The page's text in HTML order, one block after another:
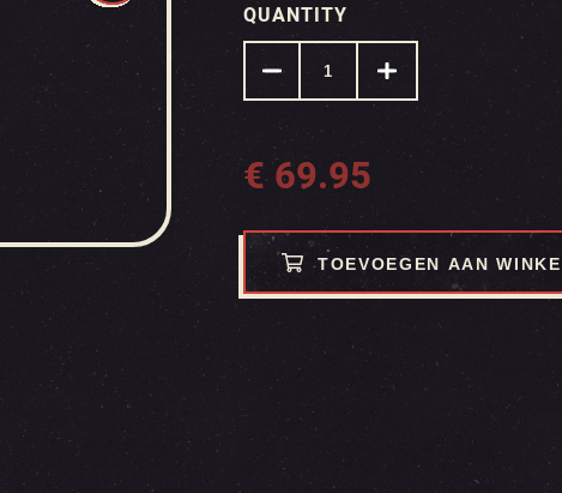
QUANTITY
€69.95
TOEVOEGEN AAN